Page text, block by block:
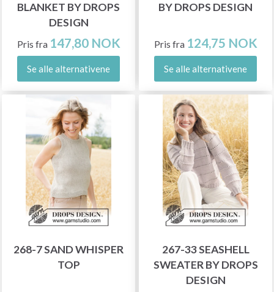
BLANKET BY DROPS
DESIGN
Pris fra 147,80 NOK
Se alle alternativene
BY DROPS DESIGN
Pris fra 124,75 NOK
Se alle alternativene
268-7 SAND WHISPER
TOP
267-33 SEASHELL
SWEATER BY DROPS
DESIGN